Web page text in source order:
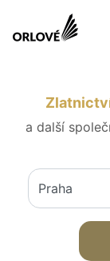
a další